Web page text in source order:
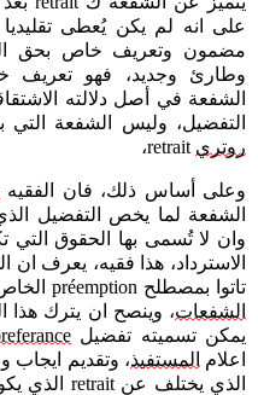
على انه لم يكن يُعطى
مضمون وتعريف خاص بحق
وطارئ وجديد، فهو
الشفعة في أصل دلالته
التفضيل، وليس الشفعة
روتري retrait،
وعلى أساس ذلك، فان الفقيه
الشفعة لما يخص التفضيل
وان لا تُسمى بها الحقوق التي
الاسترداد، هذا فقيه، يعرف ان
تاتوا بمصطلح préemption
الشفعات، وينصح ان يترك
يمكن تسميته تفضيل
اعلام المستفيذ، وتقديم ايجاب
الذي يختلف عنretrait الذي